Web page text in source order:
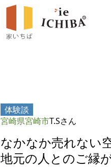
体験談
宮崎県宮崎市T.Sさん
なかなか売れない
地元の人とのご縁